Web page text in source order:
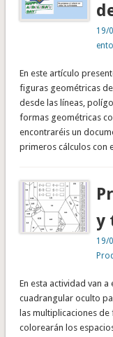
19/
En este artículo
figuras geométricas
desde las líneas,
formas geométricas
encontraréis un
primeros cálculos con
y
19/
En esta actividad van
cuadrangular oculto
las multiplicaciones de
colorearán los